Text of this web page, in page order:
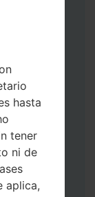
la
de Bajar
luego
de Bixby
la
de Subir
PC, Odin
número
hasta
tener
ni de
aplica,